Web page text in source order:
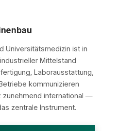
Universitätsmedizin ist in
Mittelstand
Laborausstattung,
kommunizieren
zunehmend international —
zentrale Instrument.